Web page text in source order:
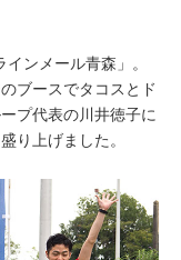
ンメール青森」。
ブースでタコスとド
プ代表の川井徳子に
り上げました。